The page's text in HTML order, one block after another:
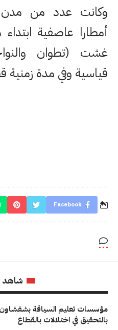
وكانت عدد من
غشت (تطوان
قياسية وفي مدة زمنية
Facebook
شاهد
مؤسسات تعليم السياقة
بالتحقيق في اختلالات بالقطاع